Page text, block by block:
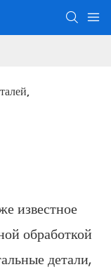
известное
обработкой
детали,